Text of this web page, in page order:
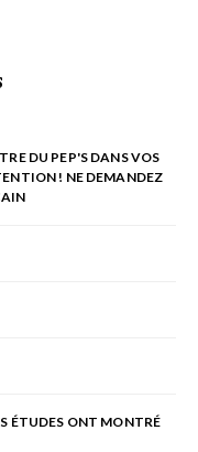
DU PEP'S DANS VOS
! NE DEMANDEZ
ÉTUDES ONT MONTRÉ